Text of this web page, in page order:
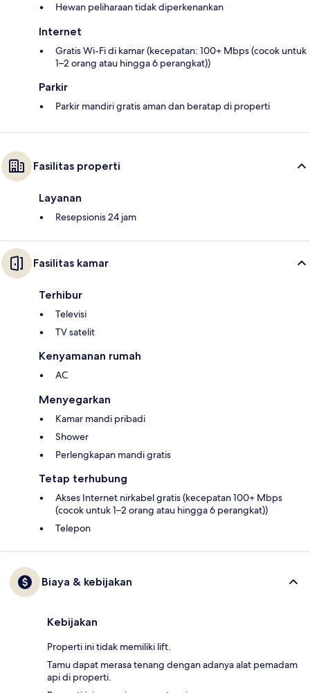
Hewan peliharaan tidak diperkenankan
Internet
Gratis Wi-Fi di kamar (kecepatan: 100+ Mbps (cocok untuk
1–2 orang atau hingga 6 perangkat))
Parkir
Parkir mandiri gratis aman dan beratap di properti
Fasilitas properti
Layanan
Resepsionis 24 jam
Fasilitas kamar
Terhibur
Televisi
TV satelit
Kenyamanan rumah
AC
Menyegarkan
Kamar mandi pribadi
Shower
Perlengkapan mandi gratis
Tetap terhubung
Akses Internet nirkabel gratis (kecepatan 100+ Mbps
(cocok untuk 1–2 orang atau hingga 6 perangkat))
Telepon
Biaya & kebijakan
Kebijakan
Properti ini tidak memiliki lift.
Tamu dapat merasa tenang dengan adanya alat pemadam
api di properti.